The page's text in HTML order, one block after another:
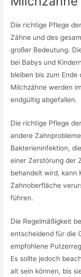
Die richtige Pflege
Zähne und des
großer Bedeutung.
bei Babys und
bleiben bis zum
Milchzähne werden
endgültig abgefallen.
Die richtige Pflege
andere
Bakterieninfektion,
einer Zerstörung der
behandelt wird, kann
Zahnoberfläche
führen.
Die Regelmäßigkeit
entscheidend für die
empfohlene
Es sollte jedoch
alt sein können, bis